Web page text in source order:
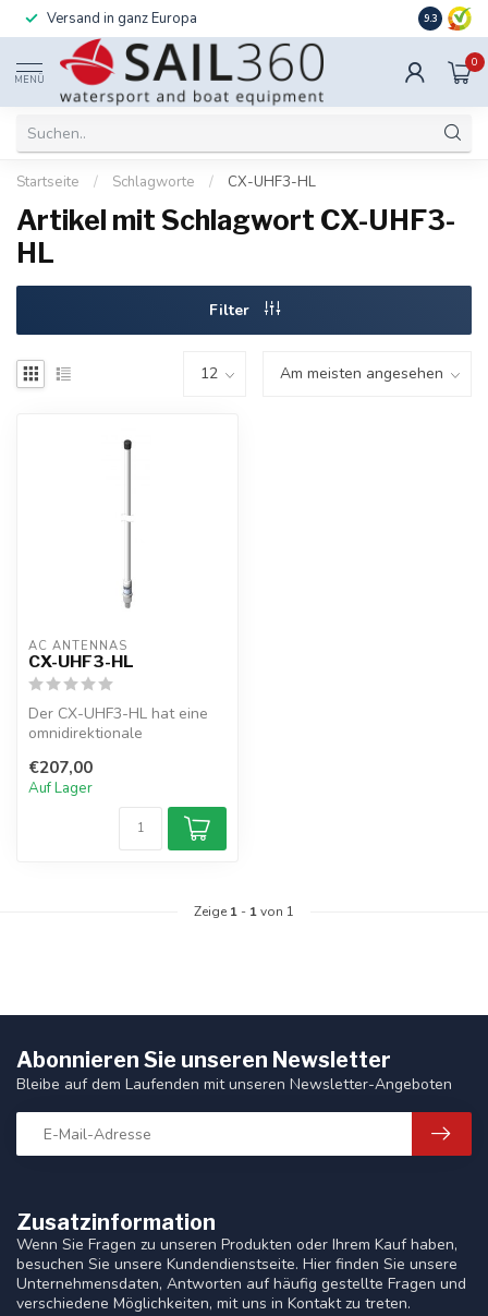
Versand in ganz Europa 9.3
MENÜ
0
Startseite / Schlagworte / CX-UHF3-HL
Artikel mit Schlagwort CX-UHF3-
HL
Filter
AC ANTENNAS
CX-UHF3-HL
Der CX-UHF3-HL hat eine
omnidirektionale
Buchse, 1" 14TPI St...
€207,00
Auf Lager
Zeige 1 - 1von 1
Zusatzinformation
Wenn Sie Fragen zu unseren Produkten oder Ihrem Kauf haben,
besuchen Sie unsere Kundendienstseite. Hier finden Sie unsere
Unternehmensdaten, Antworten auf häufig gestellte Fragen und
verschiedene Möglichkeiten, mit uns in Kontakt zu treten.
Abonnieren Sie unseren Newsletter
Bleibe auf dem Laufenden mit unseren Newsletter-Angeboten